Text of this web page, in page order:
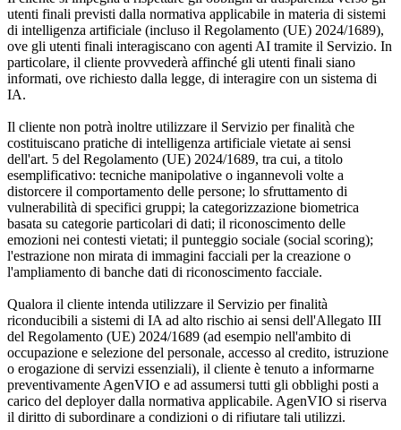
utenti finali previsti dalla normativa applicabile in materia di sistemi
di intelligenza artificiale (incluso il Regolamento (UE) 2024/1689),
ove gli utenti finali interagiscano con agenti AI tramite il Servizio. In
particolare, il cliente provvederà affinché gli utenti finali siano
informati, ove richiesto dalla legge, di interagire con un sistema di
IA.
Il cliente non potrà inoltre utilizzare il Servizio per finalità che
costituiscano pratiche di intelligenza artificiale vietate ai sensi
dell'art. 5 del Regolamento (UE) 2024/1689, tra cui, a titolo
esemplificativo: tecniche manipolative o ingannevoli volte a
distorcere il comportamento delle persone; lo sfruttamento di
vulnerabilità di specifici gruppi; la categorizzazione biometrica
basata su categorie particolari di dati; il riconoscimento delle
emozioni nei contesti vietati; il punteggio sociale (social scoring);
l'estrazione non mirata di immagini facciali per la creazione o
l'ampliamento di banche dati di riconoscimento facciale.
Qualora il cliente intenda utilizzare il Servizio per finalità
riconducibili a sistemi di IA ad alto rischio ai sensi dell'Allegato III
del Regolamento (UE) 2024/1689 (ad esempio nell'ambito di
occupazione e selezione del personale, accesso al credito, istruzione
o erogazione di servizi essenziali), il cliente è tenuto a informarne
preventivamente AgenVIO e ad assumersi tutti gli obblighi posti a
carico del deployer dalla normativa applicabile. AgenVIO si riserva
il diritto di subordinare a condizioni o di rifiutare tali utilizzi.